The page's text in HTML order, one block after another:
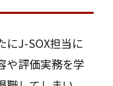
にJ-SOX担当に
や評価実務を学